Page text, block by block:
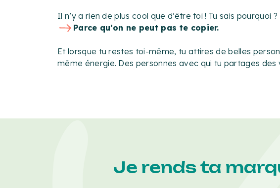
Il n’y a rien de plus cool que d’être toi ! Tu sais pourquoi ?
Parce qu’on ne peut pas te copier.
Et lorsque tu restes toi-même, tu attires de belles
même énergie. Des personnes avec qui tu partages des
Je rends ta